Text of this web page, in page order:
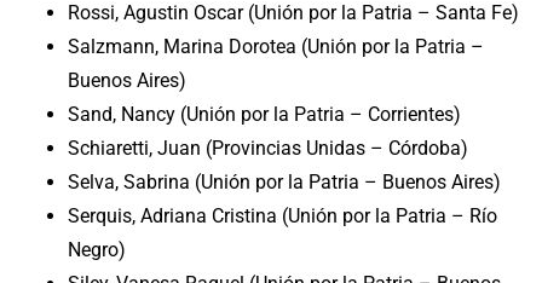
Rossi, Agustin Oscar (Unión por la Patria – Santa Fe)
Salzmann, Marina Dorotea (Unión por la Patria –
Buenos Aires)
Sand, Nancy (Unión por la Patria – Corrientes)
Schiaretti, Juan (Provincias Unidas – Córdoba)
Selva, Sabrina (Unión por la Patria – Buenos Aires)
Serquis, Adriana Cristina (Unión por la Patria – Río
Negro)